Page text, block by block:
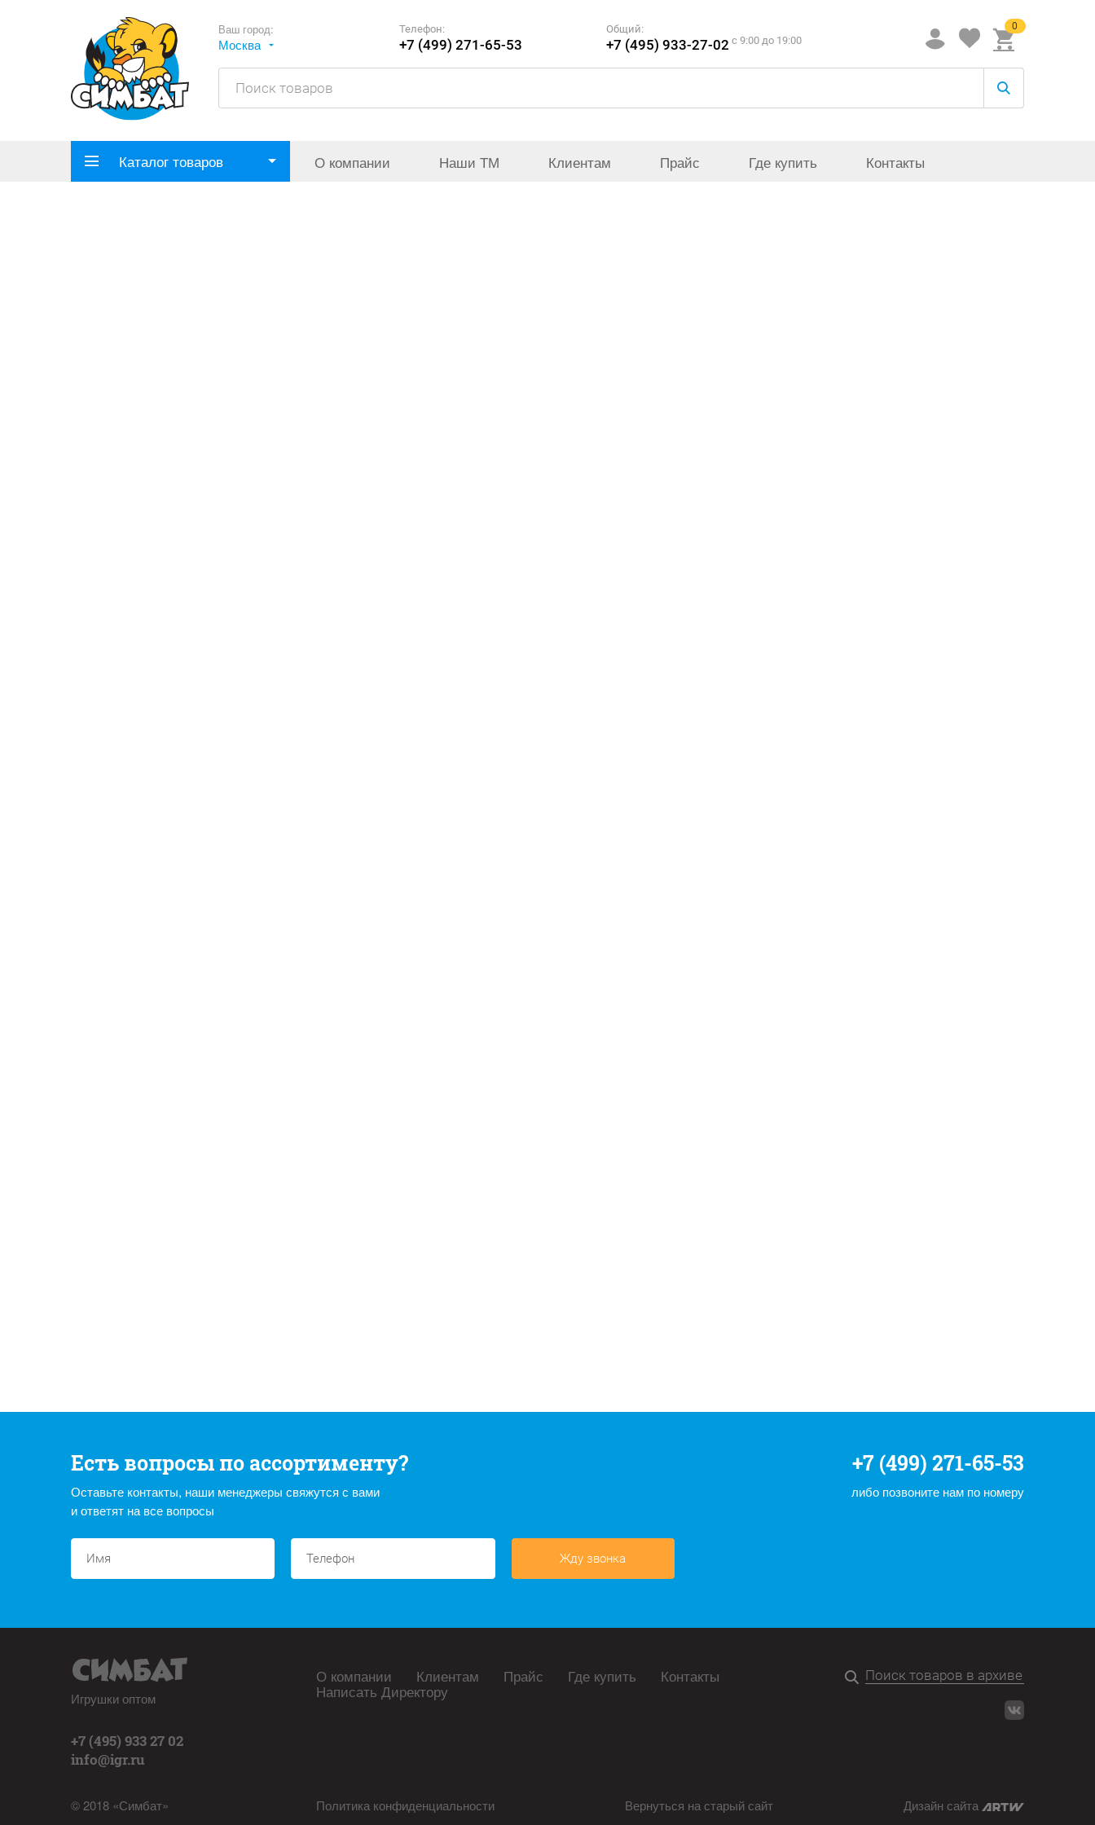
Ваш город:
Москва
Телефон:
+7 (499) 271-65-53
Общий:
+7 (495) 933-27-02 c 9:00 до 19:00
0
Каталог товаров О компании Наши ТМ Клиентам Прайс Где купить Контакты
Есть вопросы по ассортименту?
Оставьте контакты, наши менеджеры свяжутся с вами
и ответят на все вопросы
+7 (499) 271-65-53
либо позвоните нам по номеру
Жду звонка
Игрушки оптом
+7 (495) 933 27 02
info@igr.ru
© 2018 «Симбат»
О компании Клиентам Прайс Где купить Контакты
Написать Директору
Политика конфиденциальности Вернуться на старый сайт Дизайн сайта